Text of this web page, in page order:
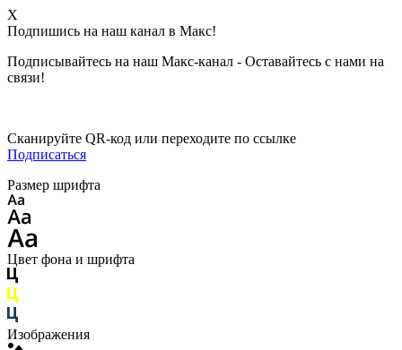
X
Подпишись на наш канал в Макс!
Подписывайтесь на наш Макс-канал - Оставайтесь с нами на
связи!
Сканируйте QR-код или переходите по ссылке
Подписаться
Размер шрифта
Цвет фона и шрифта
Изображения